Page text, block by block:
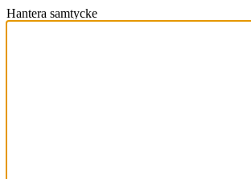
Hantera samtycke